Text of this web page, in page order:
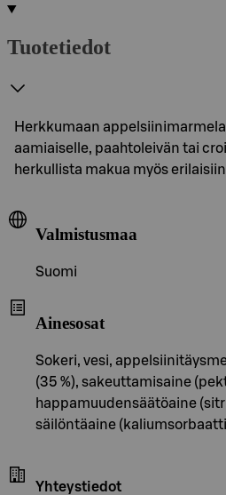
Tuotetiedot
Herkkumaan
aamiaiselle, paahtoleivän tai
herkullista makua myös
Valmistusmaa
Suomi
Ainesosat
Sokeri, vesi,
(35 %), sakeuttamisaine
happamuudensäätöaine
säilöntäaine
Yhteystiedot